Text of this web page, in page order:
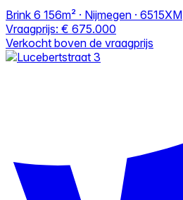
Brink 6 156m² · Nijmegen · 6515XM
Vraagprijs: € 675.000
Verkocht boven de vraagprijs